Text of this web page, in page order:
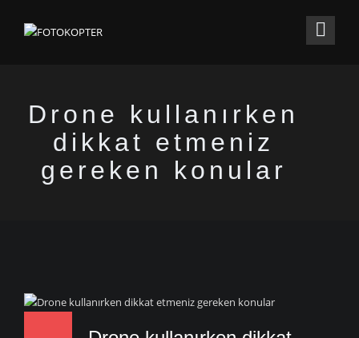
Drone kullanırken
dikkat etmeniz
gereken konular